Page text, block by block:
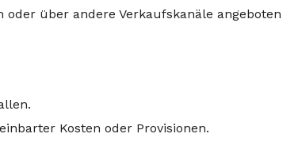
über andere Verkaufskanäle angeboten
Kosten oder Provisionen.